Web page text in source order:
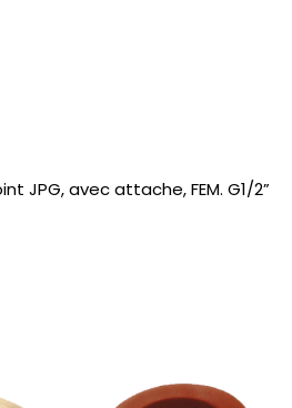
JPG, avec attache, FEM. G1/2”